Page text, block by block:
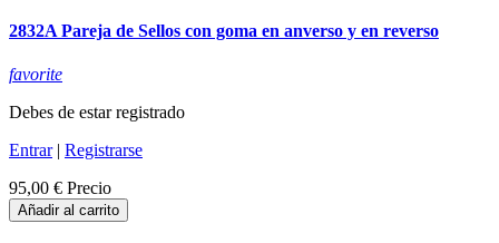
2832A Pareja de Sellos con goma en anverso y en reverso
favorite
Debes de estar registrado
Entrar| Registrarse
95,00 € Precio
Añadir al carrito